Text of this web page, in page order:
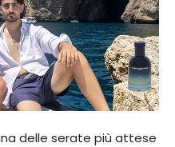
delle serate più attese